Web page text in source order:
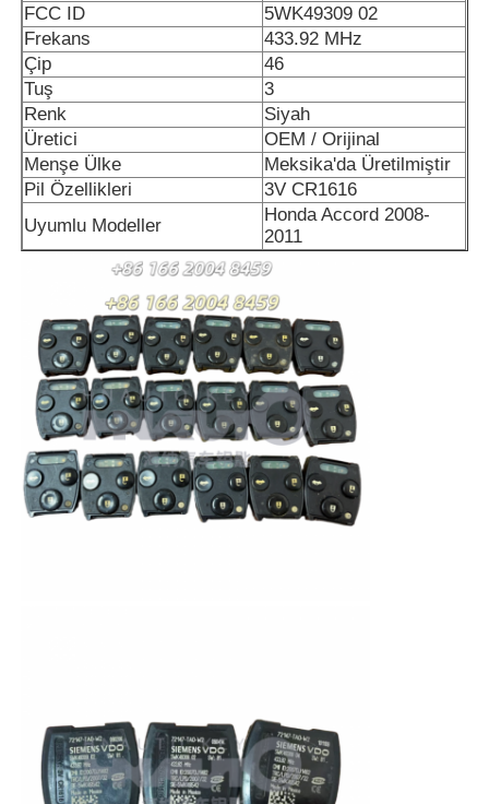
FCC ID
5WK49309 02
Frekans
433.92 MHz
Çip
46
Tuş
3
Renk
Siyah
Üretici
OEM / Orijinal
Menşe Ülke
Meksika'da Üretilmiştir
Pil Özellikleri
3V CR1616
Uyumlu Modeller
Honda Accord 2008-
2011